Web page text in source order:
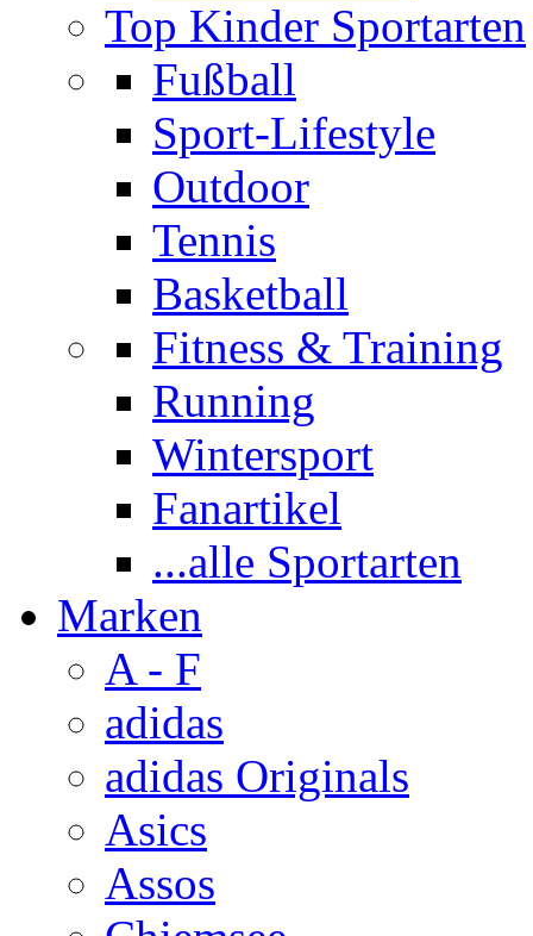
Top Kinder Sportarten
Fußball
Sport-Lifestyle
Outdoor
Tennis
Basketball
Fitness & Training
Running
Wintersport
Fanartikel
...alle Sportarten
Marken
A - F
adidas
adidas Originals
Asics
Assos